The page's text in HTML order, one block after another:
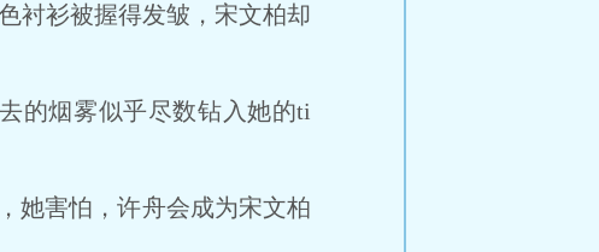
衫被握得发皱，宋文柏却
的烟雾似乎尽数钻入她的ti
害怕，许舟会成为宋文柏